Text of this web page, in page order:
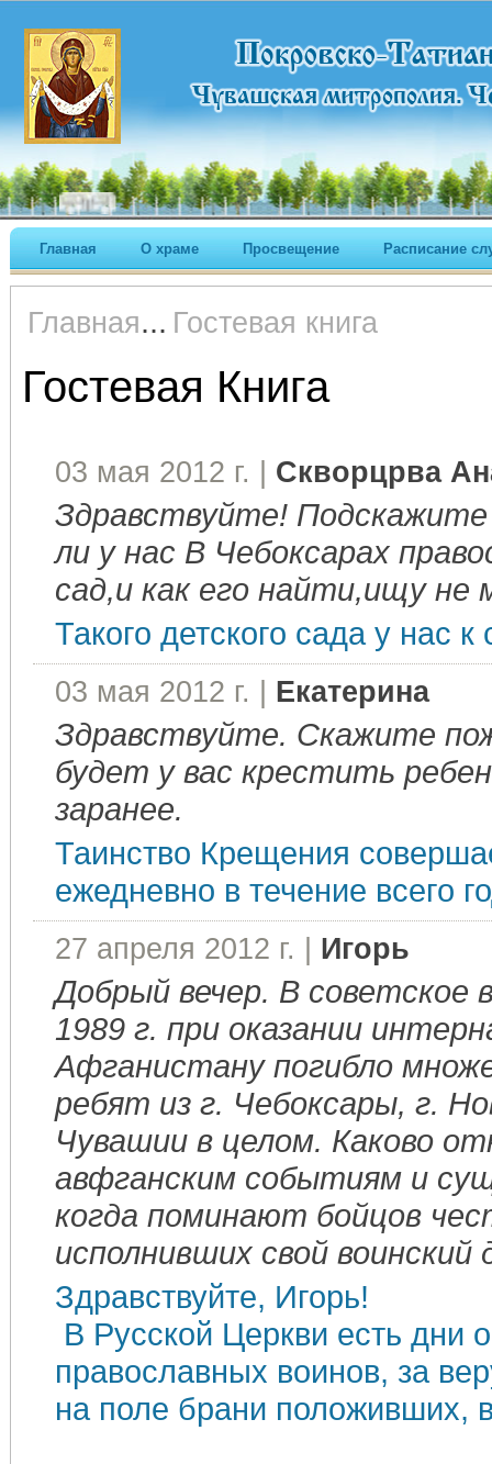
Главная О храме Просвещение Расписание
Главная... Гостевая книга
Гостевая Книга
03 мая 2012 г. | Скворцрва
Здравствуйте!
ли у нас В Чебоксарах
сад,и как его найти,ищу не
Такого детского сада у нас
03 мая 2012 г. | Екатерина
Здравствуйте. Скажите
будет у вас крестить
заранее.
Таинство Крещения
ежедневно в течение всего
27 апреля 2012 г. | Игорь
Добрый вечер. В советское
1989 г. при оказании
Афганистану погибло
ребят из г. Чебоксары, г.
Чувашии в целом. Каково
авфганским событиям и
когда поминают бойцов
исполнивших свой
Здравствуйте, Игорь!
В Русской Церкви есть дни
православных воинов, за
на поле брани положивших,